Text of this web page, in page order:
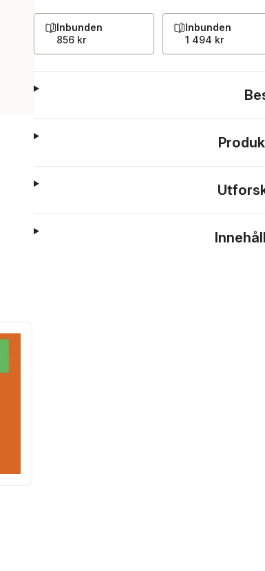
Inbunden
856 kr
Inbunden
1 494 kr